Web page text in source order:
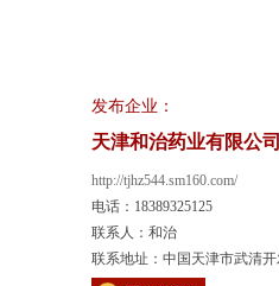
发布企业：
天津和治药业有限公司
http://tjhz544.sm160.com/
电话：18389325125
联系人：和治
联系地址：中国天津市武清